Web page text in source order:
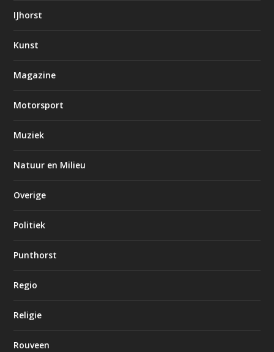
IJhorst
Kunst
Magazine
Motorsport
Muziek
Natuur en Milieu
Overige
Politiek
Punthorst
Regio
Religie
Rouveen